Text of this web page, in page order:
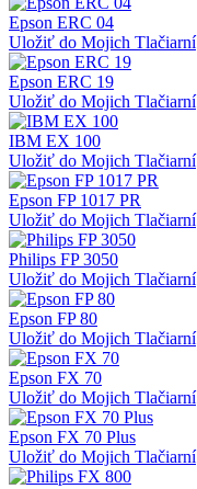
Epson ERC 04
Uložiť do Mojich Tlačiarní
Epson ERC 19
Uložiť do Mojich Tlačiarní
IBM EX 100
Uložiť do Mojich Tlačiarní
Epson FP 1017 PR
Uložiť do Mojich Tlačiarní
Philips FP 3050
Uložiť do Mojich Tlačiarní
Epson FP 80
Uložiť do Mojich Tlačiarní
Epson FX 70
Uložiť do Mojich Tlačiarní
Epson FX 70 Plus
Uložiť do Mojich Tlačiarní